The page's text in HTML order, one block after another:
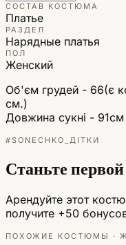
СОСТАВ КОСТЮМА
Платье
РАЗДЕЛ
Нарядные платья
ПОЛ
Женский
Об'єм грудей - 66(є
см.)
Довжина сукні -
#SONECHKO_ДІТКИ
Станьте
Арендуйте этот
получите +50
ПОХОЖИЕ КОСТЮМЫ ·